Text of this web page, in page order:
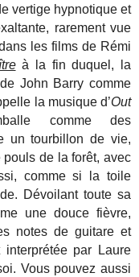
vertige hypnotique et
rarement vue
les films de Rémi
à la fin duquel, la
John Barry comme
la musique d’Out
comme des
un tourbillon de vie,
de la forêt, avec
comme si la toile
Dévoilant toute sa
une douce fièvre,
notes de guitare et
interprétée par Laure
Vous pouvez aussi